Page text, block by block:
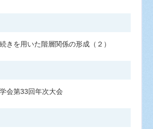
きを用いた階層関係の形成（２）
会第33回年次大会